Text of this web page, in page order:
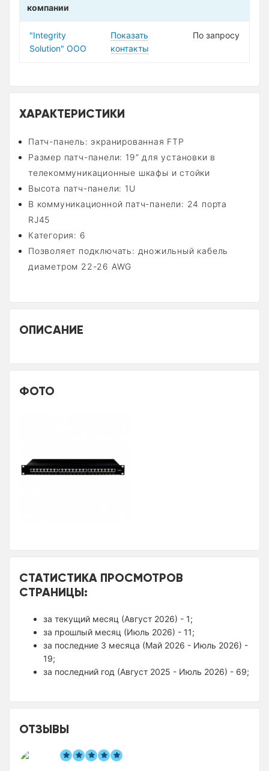
компании
"Integrity
Solution" ООО
Показать
контакты
По запросу
ХАРАКТЕРИСТИКИ
Патч-панель: экранированная FTP
Размер патч-панели: 19” для установки в
телекоммуникационные шкафы и стойки
Высота патч-панели: 1U
В коммуникационной патч-панели: 24 порта
RJ45
Категория: 6
Позволяет подключать: дножильный кабель
диаметром 22-26 AWG
ОПИСАНИЕ
ФОТО
СТАТИСТИКА ПРОСМОТРОВ
СТРАНИЦЫ:
за текущий месяц (Август 2026) - 1;
за прошлый месяц (Июль 2026) - 11;
за последние 3 месяца (Май 2026 - Июль 2026) -
19;
за последний год (Август 2025 - Июль 2026) - 69;
ОТЗЫВЫ